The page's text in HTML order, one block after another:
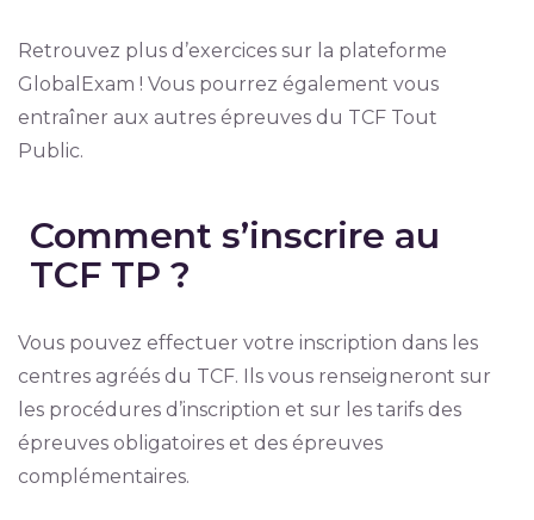
Retrouvez plus d’exercices sur la plateforme
GlobalExam ! Vous pourrez également vous
entraîner aux autres épreuves du TCF Tout
Public.
Comment s’inscrire au
TCF TP ?
Vous pouvez effectuer votre inscription dans les
centres agréés du TCF. Ils vous renseigneront sur
les procédures d’inscription et sur les tarifs des
épreuves obligatoires et des épreuves
complémentaires.